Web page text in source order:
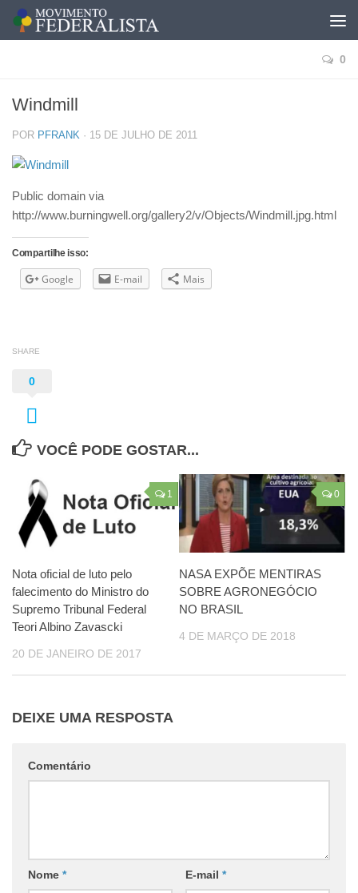
0
Windmill
POR PFRANK · 15 DE JULHO DE 2011
Public domain via
http://www.burningwell.org/gallery2/v/Objects/Windmill.jpg.html
Compartilhe isso:
Google E-mail Mais
SHARE
0
VOCÊ PODE GOSTAR...
1
Nota oficial de luto pelo
falecimento do Ministro do
Supremo Tribunal Federal
Teori Albino Zavascki
20 DE JANEIRO DE 2017
0
NASA EXPÕE MENTIRAS
SOBRE AGRONEGÓCIO
NO BRASIL
4 DE MARÇO DE 2018
DEIXE UMA RESPOSTA
Comentário
Nome * E-mail *